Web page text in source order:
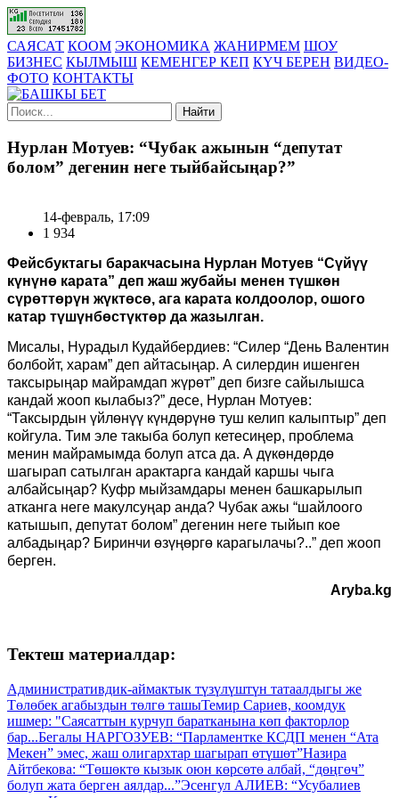
САЯСАТ КООМ ЭКОНОМИКА ЖАНИРМЕМ ШОУ
БИЗНЕС КЫЛМЫШ КЕМЕНГЕР КЕП КҮЧ БЕРЕН ВИДЕО-
ФОТО КОНТАКТЫ
Найти
Нурлан Мотуев: “Чубак ажынын “депутат
болом” дегенин неге тыйбайсыңар?”
14-февраль, 17:09
1 934
Фейсбуктагы баракчасына Нурлан Мотуев “Сүйүү
күнүнө карата” деп жаш жубайы менен түшкөн
сүрөттөрүн жүктөсө, ага карата колдоолор, ошого
катар түшүнбөстүктөр да жазылган.
Мисалы, Нурадыл Кудайбердиев: “Силер “День Валентин
болбойт, харам” деп айтасыңар. А силердин ишенген
таксырыңар майрамдап жүрөт” деп бизге сайылышса
кандай жооп кылабыз?” десе, Нурлан Мотуев:
“Таксырдын үйлөнүү күндөрүнө туш келип калыптыр” деп
койгула. Тим эле такыба болуп кетесиңер, проблема
менин майрамымда болуп атса да. А дүкөндөрдө
шагырап сатылган арактарга кандай каршы чыга
албайсыңар? Куфр мыйзамдары менен башкарылып
атканга неге макулсуңар анда? Чубак ажы “шайлоого
катышып, депутат болом” дегенин неге тыйып кое
албадыңар? Биринчи өзүңөргө карагылачы?..” деп жооп
берген.
Aryba.kg
Тектеш материалдар:
Административдик-аймактык түзүлүштүн татаалдыгы же
Төлөбек агабыздын төлгө ташыТемир Сариев, коомдук
ишмер: "Саясаттын курчуп баратканына көп факторлор
бар...Бегалы НАРГОЗУЕВ: “Парламентке КСДП менен “Ата
Мекен” эмес, жаш олигархтар шагырап өтүшөт”Назира
Айтбекова: “Төшөктө кызык оюн көрсөтө албай, “дөңгөч”
болуп жата берген аялдар...”Эсенгул АЛИЕВ: “Усубалиев